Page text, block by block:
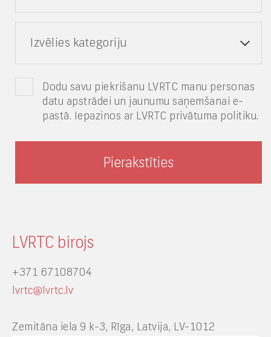
Izvēlies kategoriju
Dodu savu piekrišanu LVRTC manu personas
datu apstrādei un jaunumu saņemšanai e-
pastā. Iepazinos ar LVRTC privātuma politiku.
LVRTC birojs
+371 67108704
lvrtc@lvrtc.lv
Zemitāna iela 9 k-3, Rīga, Latvija, LV-1012